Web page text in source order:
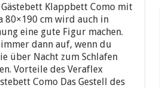
Gästebett Klappbett Como mit
80×190 cm wird auch in
eine gute Figur machen.
dann auf, wenn du
über Nacht zum Schlafen
Vorteile des Veraflex
Como Das Gestell des